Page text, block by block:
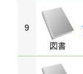
9
図書